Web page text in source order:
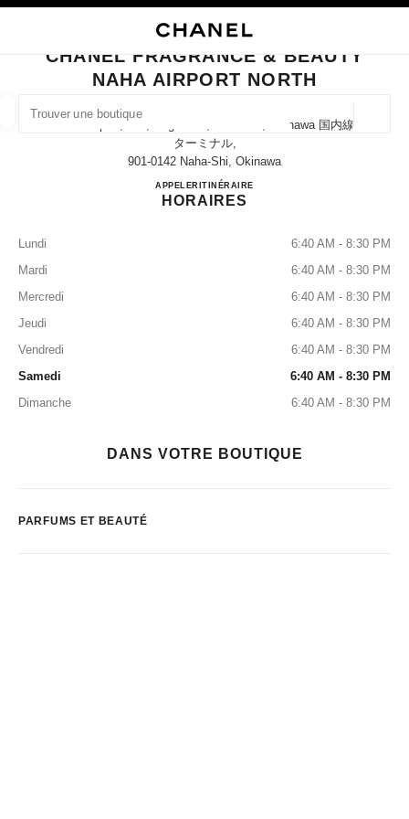
TROUVER UNE BOUTIQUE
Les suggestions sont affichées sous cette barre de recherche
0 Suggestions disponibles
FERMER LA FICHE BOUTIQUE CHANEL FRAGRANCE & BEAUTY NAHA
CHANEL FRAGRANCE & BEAUTY
NAHA AIRPORT NORTH
Naha Airport, 150, Kagamizu, Naha-Shi, Okinawa 国内線
ターミナル,
901-0142 Naha-Shi, Okinawa
APPELER0120-782-460
ITINÉRAIRECHANEL FRAGRANCE &
HORAIRES
Lundi
6:40 AM - 8:30 PM
Mardi
6:40 AM - 8:30 PM
Mercredi
6:40 AM - 8:30 PM
Jeudi
6:40 AM - 8:30 PM
Vendredi
6:40 AM - 8:30 PM
Samedi
6:40 AM - 8:30 PM
Dimanche
6:40 AM - 8:30 PM
DANS VOTRE BOUTIQUE
PARFUMS ET BEAUTÉ
LUNETTES HORLOGERIE ET JOAILLERIE